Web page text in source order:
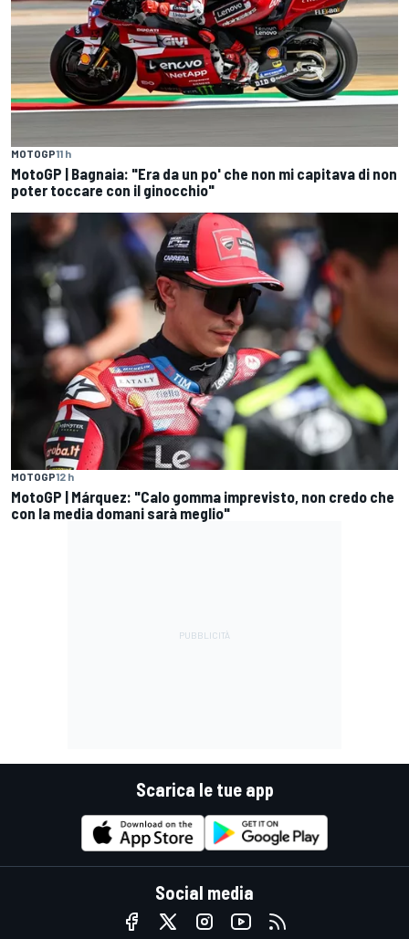
MOTOGP11 h
MotoGP | Bagnaia: "Era da un po' che non mi capitava di non
poter toccare con il ginocchio"
MOTOGP12 h
MotoGP | Márquez: "Calo gomma imprevisto, non credo che
con la media domani sarà meglio"
Scarica le tue app
Social media